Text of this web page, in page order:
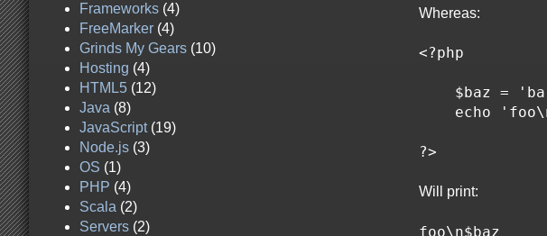
Whereas:
<?php
Will print:
Frameworks (4)
FreeMarker (4)
Grinds My Gears (10)
Hosting (4)
HTML5 (12)
Java (8)
JavaScript(19)
Node.js (3)
OS (1)
PHP (4)
Scala (2)
Servers (2)